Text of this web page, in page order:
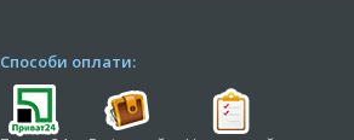
Способи оплати: